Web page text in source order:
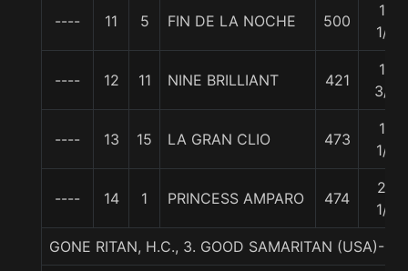
---- 11 5 FIN DE LA NOCHE 500
16
1/2
---- 12 11 NINE BRILLIANT 421
16
3/4
---- 13 15 LA GRAN CLIO 473
19
1/4
---- 14 1 PRINCESS AMPARO 474
24
1/2
GONE RITAN, H.C., 3. GOOD SAMARITAN (USA)-